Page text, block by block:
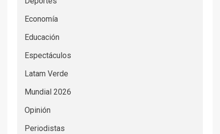
Economía
Educación
Espectáculos
Latam Verde
Mundial 2026
Opinión
Periodistas